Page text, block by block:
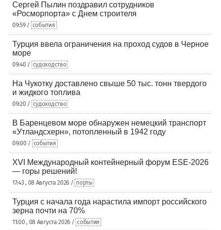
Сергей Пылин поздравил сотрудников
«Росморпорта» с Днем строителя
09:59 / события
Турция ввела ограничения на проход судов в Черное
море
09:40 / судоходство
На Чукотку доставлено свыше 50 тыс. тонн твердого
и жидкого топлива
09:20 / судоходство
В Баренцевом море обнаружен немецкий транспорт
«Утландсхерн», потопленный в 1942 году
09:00 / события
XVI Международный контейнерный форум ESE-2026
— горы решений!
17:43 , 08 Августа 2026 / порты
Турция с начала года нарастила импорт российского
зерна почти на 70%
11:00 , 08 Августа 2026 / события